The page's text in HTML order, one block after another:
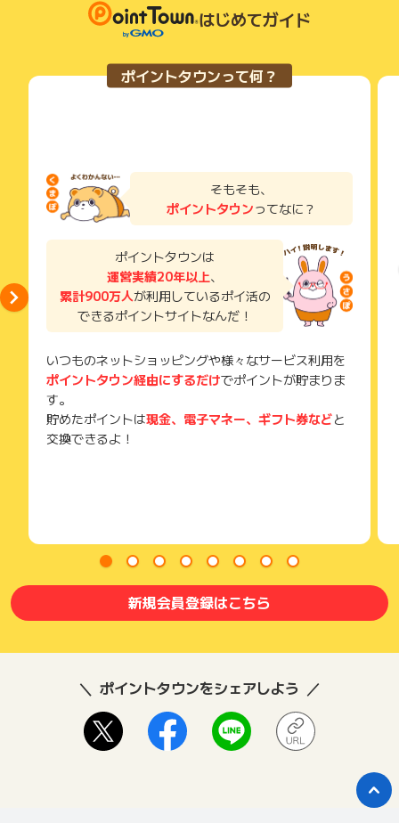
はじめてガイド
ポイントタウンって何？
そもそも、
ポイントタウンってなに？
ポイントタウンは
運営実績20年以上、
累計900万人が利用しているポイ活の
できるポイントサイトなんだ！
いつものネットショッピングや様々なサービス利用を
ポイントタウン経由にするだけでポイントが貯まりま
す。
貯めたポイントは現金、電子マネー、ギフト券などと
交換できるよ！
新規会員登録はこちら
ポイントタウンをシェアしよう